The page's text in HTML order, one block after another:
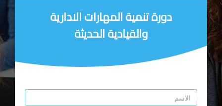
دورة تنمية المهارات الادارية
والقيادية الحديثة